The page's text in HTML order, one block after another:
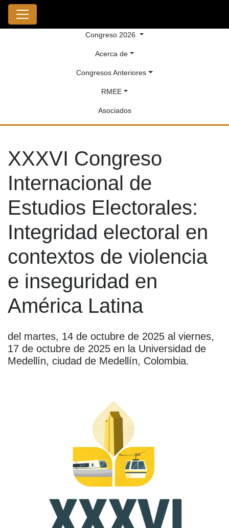
Congreso 2026
Acerca de
Congresos Anteriores
RMEE
Asociados
XXXVI Congreso
Internacional de
Estudios Electorales:
Integridad electoral en
contextos de violencia
e inseguridad en
América Latina
del martes, 14 de octubre de 2025 al viernes,
17 de octubre de 2025 en la Universidad de
Medellín, ciudad de Medellín, Colombia.